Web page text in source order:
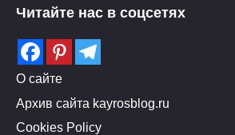
Читайте нас в соцсетях
О сайте
Архив сайта kayrosblog.ru
Cookies Policy